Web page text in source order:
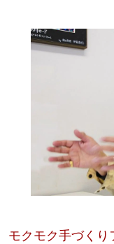
モクモク手づくり